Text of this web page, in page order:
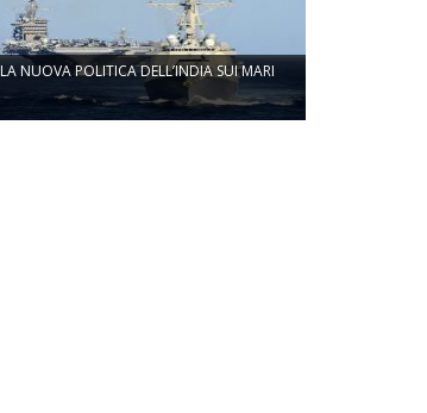
LA NUOVA POLITICA DELL’INDIA SUI MARI